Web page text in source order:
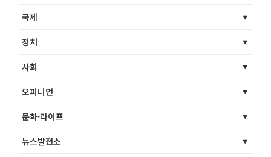
국제
정치
사회
오피니언
문화·라이프
뉴스발전소